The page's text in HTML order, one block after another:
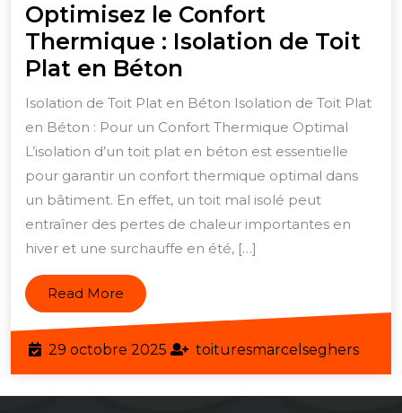
Optimisez le Confort
Thermique : Isolation de Toit
Plat en Béton
le
Confort
Thermique
:
Isolation
de
Toit
Béton
Isolation de Toit Plat en Béton Isolation de Toit Plat
en Béton : Pour un Confort Thermique Optimal
L’isolation d’un toit plat en béton est essentielle
pour garantir un confort thermique optimal dans
un bâtiment. En effet, un toit mal isolé peut
entraîner des pertes de chaleur importantes en
hiver et une surchauffe en été, […]
Read More Read
More
29 octobre 2025 29
octobre
2025
toituresmarcelseghers